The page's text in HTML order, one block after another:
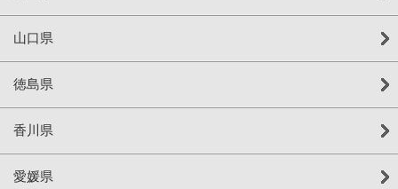
山口県
徳島県
香川県
愛媛県